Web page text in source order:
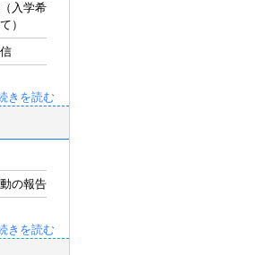
入学希
）
きを読む
の報告
きを読む